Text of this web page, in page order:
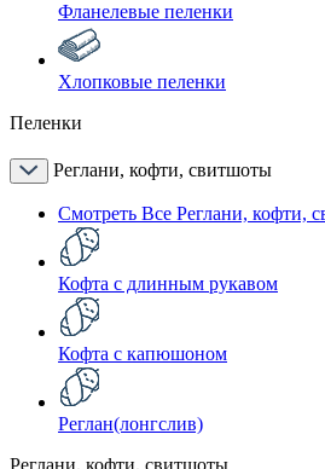
Фланелевые пеленки
Хлопковые пеленки
Пеленки
Реглани, кофти, свитшоты
Смотреть Все Реглани, кофти,
Кофта с длинным рукавом
Кофта с капюшоном
Реглан(лонгслив)
Реглани, кофти, свитшоты